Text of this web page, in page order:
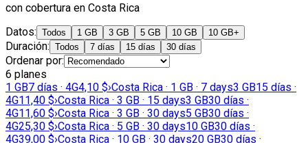
con cobertura en Costa Rica
Datos: Todos 1 GB 3 GB 5 GB 10 GB 10 GB+
Duración: Todos 7 días 15 días 30 días
Ordenar por:
6 planes
1 GB7 días · 4G4,10 $›Costa Rica · 1 GB · 7 days3 GB15 días ·
4G11,40 $›Costa Rica · 3 GB · 15 days3 GB30 días ·
4G11,60 $›Costa Rica · 3 GB · 30 days5 GB30 días ·
4G25,30 $›Costa Rica · 5 GB · 30 days10 GB30 días ·
4G39,00 $›Costa Rica · 10 GB · 30 days20 GB30 días ·